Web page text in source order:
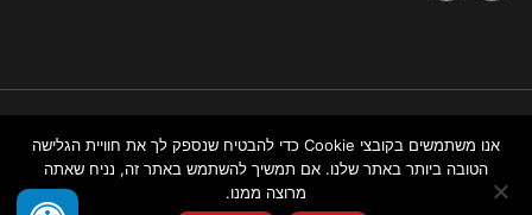
נגישות
באתר
ניהול אתרים
אנו משתמשים בקובצי Cookie כדי להבטיח שנספק לך את חוויית הגלישה
הטובה ביותר באתר שלנו. אם תמשיך להשתמש באתר זה, נניח שאתה
מרוצה ממנו.
צור איתנו קשר